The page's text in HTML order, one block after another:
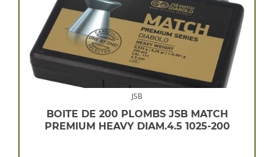
JSB
BOITE DE 200 PLOMBS JSB MATCH
PREMIUM HEAVY DIAM.4.5 1025-200